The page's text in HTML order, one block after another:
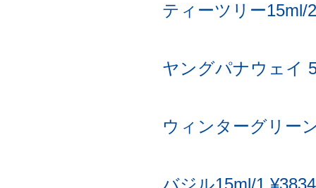
ティーツリー15ml/
ヤングパナウェイ
ウィンターグリー
バジル15ml/1 ¥3834